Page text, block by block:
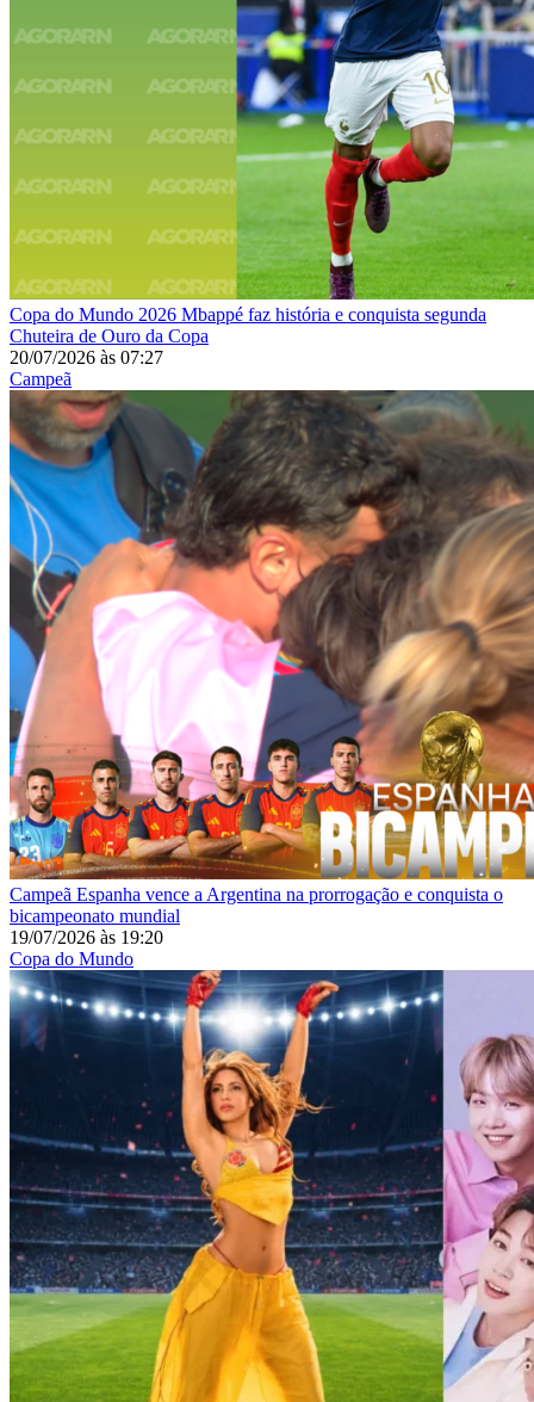
Copa do Mundo 2026 Mbappé faz história e conquista segunda
Chuteira de Ouro da Copa
20/07/2026 às 07:27
Campeã
Campeã Espanha vence a Argentina na prorrogação e conquista o
bicampeonato mundial
19/07/2026 às 19:20
Copa do Mundo